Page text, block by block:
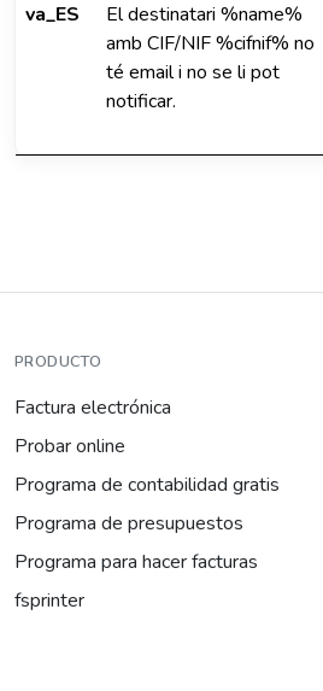
va_ES
El destinatari %name%
amb CIF/NIF %cifnif% no
té email i no se li pot
notificar.
PRODUCTO
Factura electrónica
Probar online
Programa de contabilidad gratis
Programa de presupuestos
Programa para hacer facturas
fsprinter